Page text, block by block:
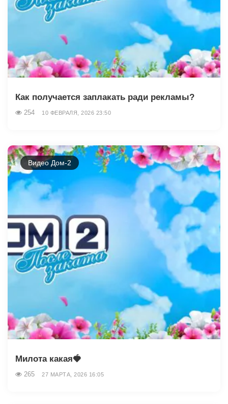
Как получается заплакать ради рекламы?
254 10 ФЕВРАЛЯ, 2026 23:50
Видео Дом-2
Милота какая🍓
265 27 МАРТА, 2026 16:05